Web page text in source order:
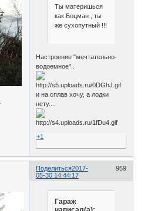
Ты материшься
как Боцман , ты
же сухопутный !!!
Настроение "мечтательно-
водоемное"..
и на сплав хочу, а лодки
нету....
+1
Поделиться 959
2017-
05-30 14:44:17
Гараж